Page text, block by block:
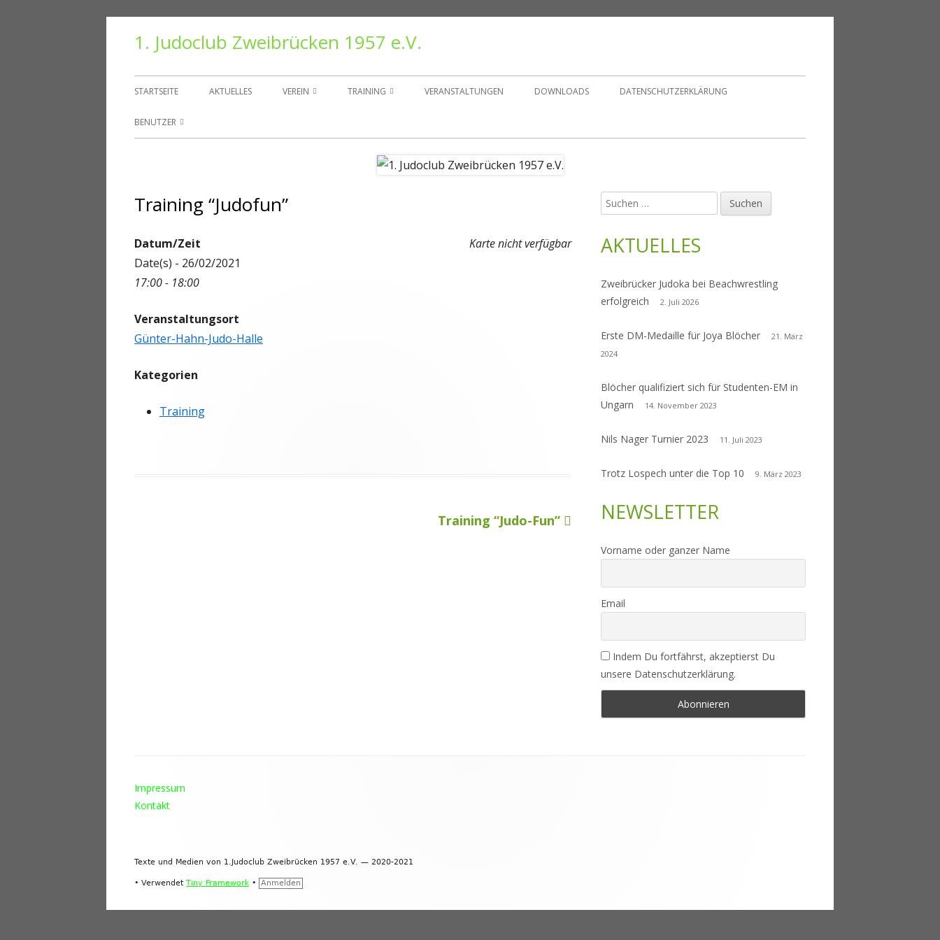
1. Judoclub Zweibrücken 1957 e.V.
Primäres
Menü
STARTSEITE AKTUELLES VEREIN TRAINING VERANSTALTUNGEN DOWNLOADS DATENSCHUTZERKLÄRUNG
BENUTZER
KONTO
ABMELDEN
MITGLIEDER
Training “Judofun”
Karte nicht verfügbar
Datum/Zeit
Date(s) - 26/02/2021
17:00 - 18:00
Veranstaltungsort
Günter-Hahn-Judo-Halle
Kategorien
Training
Nächster
Training “Judo-Fun”
Haupt-
Seitenleiste
Suchen
nach:
AKTUELLES
Zweibrücker Judoka bei Beachwrestling
erfolgreich
2. Juli 2026
Erste DM-Medaille für Joya Blöcher
21. März
2024
Blöcher qualifiziert sich für Studenten-EM in
Ungarn
14. November 2023
Nils Nager Turnier 2023 11. Juli 2023
Trotz Lospech unter die Top 10 9. März 2023
NEWSLETTER
Vorname oder ganzer Name
Email
Indem Du fortfährst, akzeptierst Du
unsere Datenschutzerklärung.
Inhalt
Impressum
Kontakt
Texte und Medien von 1.Judoclub Zweibrücken 1957 e.V. — 2020-2021
• Verwendet Tiny Framework • Anmelden